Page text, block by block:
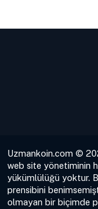
Uzmankoin.com ©
web site yönetiminin
yükümlülüğü yoktur.
prensibini
olmayan bir biçimde